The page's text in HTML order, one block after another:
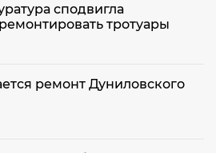
сподвигла
тротуары
ремонт Дуниловского